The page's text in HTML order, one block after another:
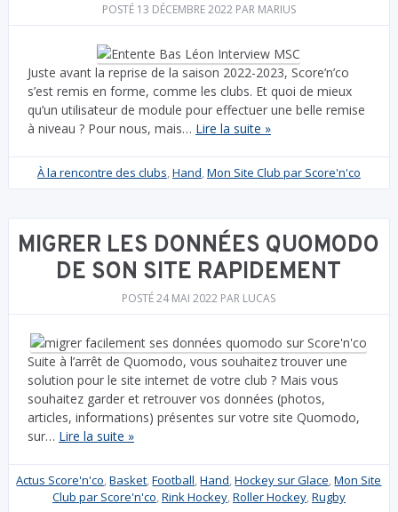
POSTÉ 13 DÉCEMBRE 2022 PAR MARIUS
Juste avant la reprise de la saison 2022-2023, Score’n’co
s’est remis en forme, comme les clubs. Et quoi de mieux
qu’un utilisateur de module pour effectuer une belle remise
à niveau ? Pour nous, mais… Lire la suite »
À la rencontre des clubs,Hand,Mon Site Club par Score'n'co
MIGRER LES DONNÉES QUOMODO
DE SON SITE RAPIDEMENT
POSTÉ24 MAI 2022 PAR LUCAS
Suite à l’arrêt de Quomodo, vous souhaitez trouver une
solution pour le site internet de votre club ? Mais vous
souhaitez garder et retrouver vos données (photos,
articles, informations) présentes sur votre site Quomodo,
sur… Lire la suite »
Actus Score'n'co,Basket,Football,Hand,Hockey sur Glace,Mon Site
Club par Score'n'co,Rink Hockey,Roller Hockey,Rugby